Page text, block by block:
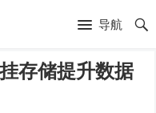
导航
存储提升数据